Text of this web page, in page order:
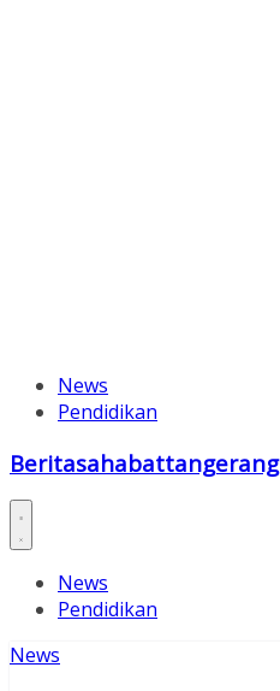
News
Pendidikan
Beritasahabattangerang
News
Pendidikan
News